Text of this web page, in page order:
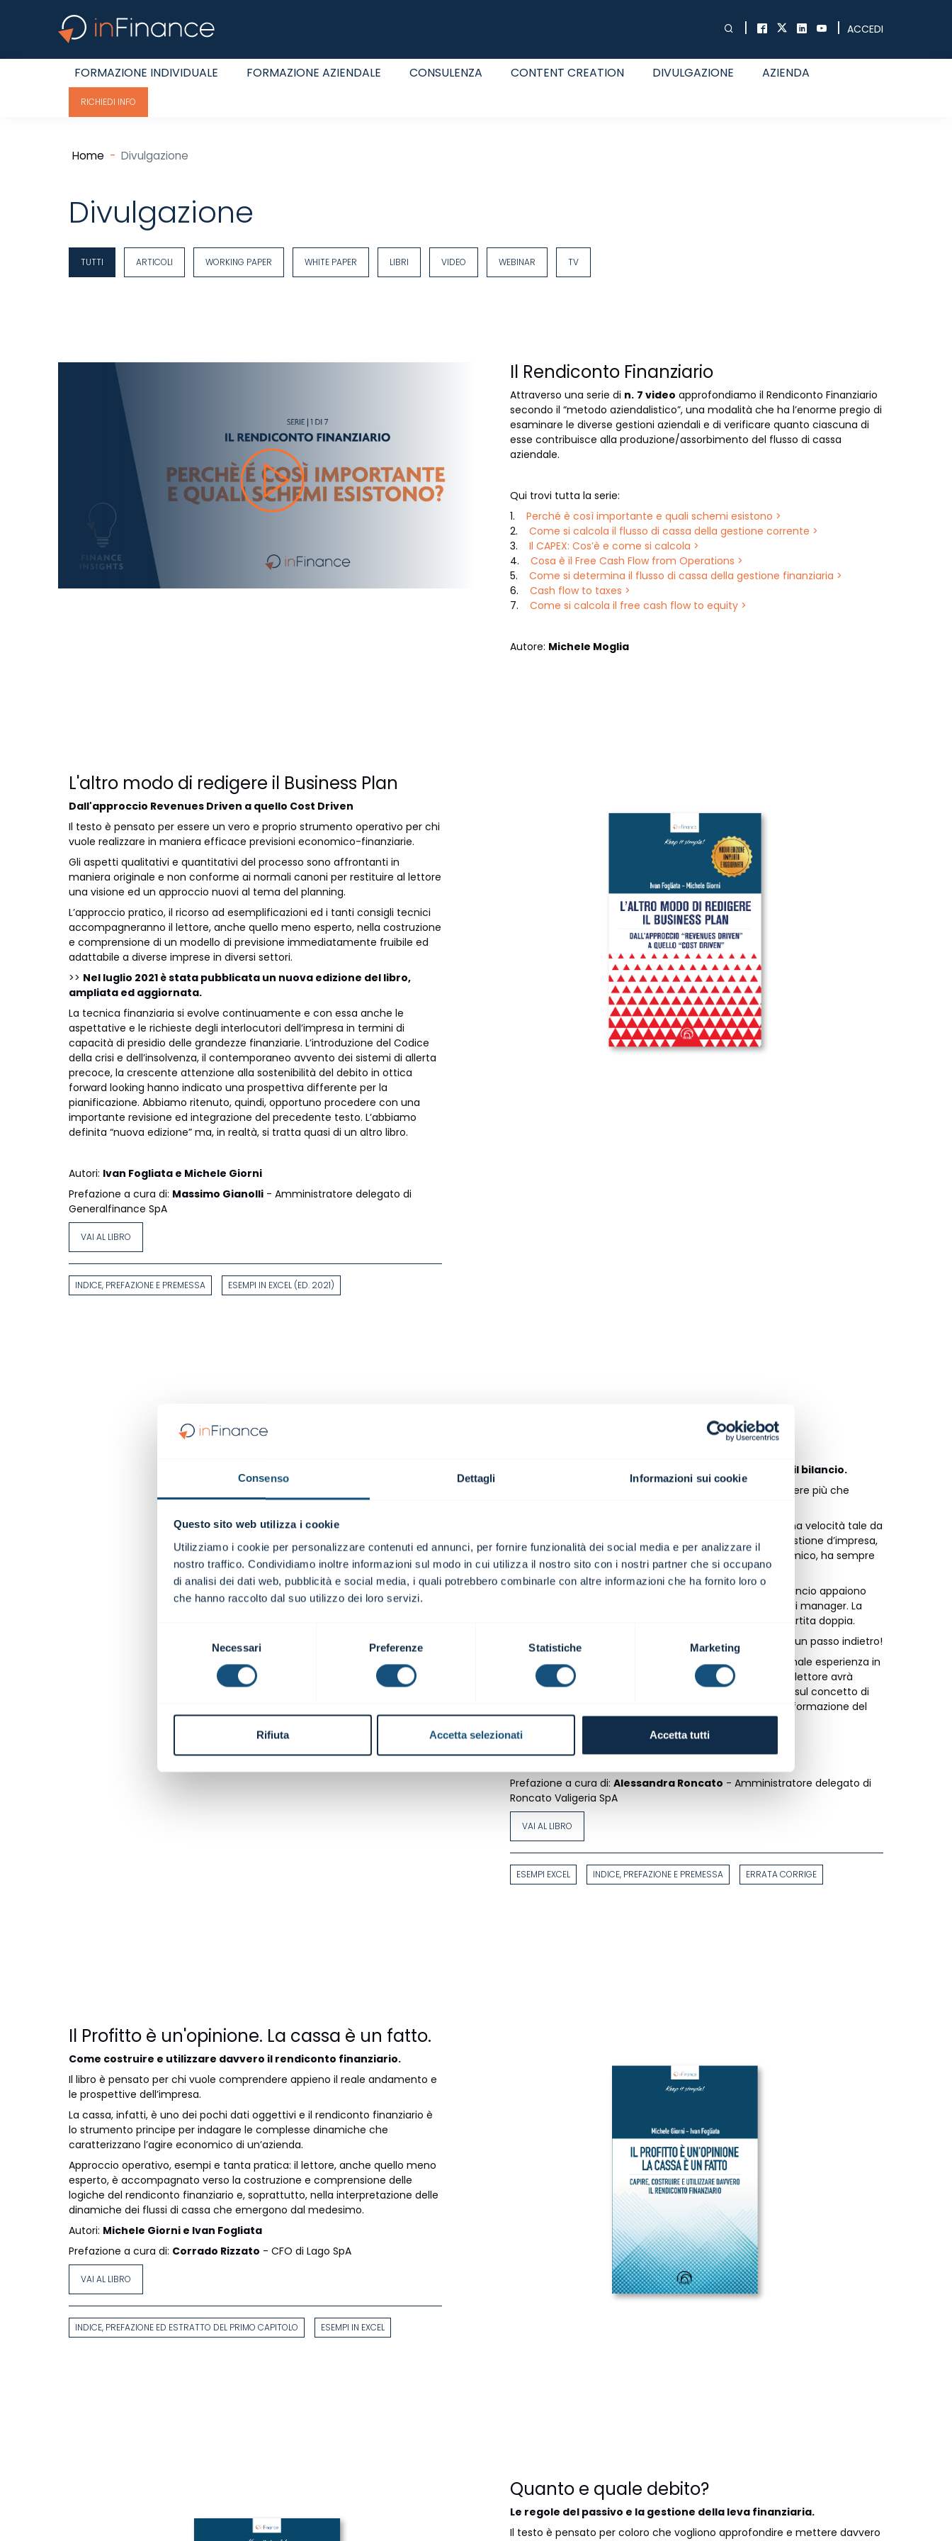
Consenso Dettagli Informazioni sui cookie
Questo sito web utilizza i cookie
Utilizziamo i cookie per personalizzare contenuti ed annunci, per fornire funzionalità dei social media e per analizzare il
nostro traffico. Condividiamo inoltre informazioni sul modo in cui utilizza il nostro sito con i nostri partner che si occupano
di analisi dei dati web, pubblicità e social media, i quali potrebbero combinarle con altre informazioni che ha fornito loro o
che hanno raccolto dal suo utilizzo dei loro servizi.
Necessari Preferenze Statistiche Marketing
Rifiuta Accetta selezionati Accetta tutti
| | ACCEDI
FORMAZIONE INDIVIDUALE FORMAZIONE AZIENDALE CONSULENZA CONTENT CREATION DIVULGAZIONE AZIENDA
RICHIEDI INFO
Home Divulgazione
Divulgazione
TUTTI ARTICOLI WORKING PAPER WHITE PAPER LIBRI VIDEO WEBINAR TV
Il Rendiconto Finanziario
Attraverso una serie di n. 7 video approfondiamo il Rendiconto Finanziario
secondo il “metodo aziendalistico”, una modalità che ha l’enorme pregio di
esaminare le diverse gestioni aziendali e di verificare quanto ciascuna di
esse contribuisce alla produzione/assorbimento del flusso di cassa
aziendale.
Qui trovi tutta la serie:
1. Perché è così importante e quali schemi esistono >
2. Come si calcola il flusso di cassa della gestione corrente >
3.
Il CAPEX: Cos’è e come si calcola >
4. Cosa è il Free Cash Flow from Operations >
5. Come si determina il flusso di cassa della gestione finanziaria >
6. Cash flow to taxes >
7. Come si calcola il free cash flow to equity >
Autore: Michele Moglia
L'altro modo di redigere il Business Plan
Dall'approccio Revenues Driven a quello Cost Driven
Il testo è pensato per essere un vero e proprio strumento operativo per chi
vuole realizzare in maniera efficace previsioni economico-finanziarie.
Gli aspetti qualitativi e quantitativi del processo sono affrontanti in
maniera originale e non conforme ai normali canoni per restituire al lettore
una visione ed un approccio nuovi al tema del planning.
L’approccio pratico, il ricorso ad esemplificazioni ed i tanti consigli tecnici
accompagneranno il lettore, anche quello meno esperto, nella costruzione
e comprensione di un modello di previsione immediatamente fruibile ed
adattabile a diverse imprese in diversi settori.
>> Nel luglio 2021 è stata pubblicata un nuova edizione del libro,
ampliata ed aggiornata.
La tecnica finanziaria si evolve continuamente e con essa anche le
aspettative e le richieste degli interlocutori dell’impresa in termini di
capacità di presidio delle grandezze finanziarie. L’introduzione del Codice
della crisi e dell’insolvenza, il contemporaneo avvento dei sistemi di allerta
precoce, la crescente attenzione alla sostenibilità del debito in ottica
forward looking hanno indicato una prospettiva differente per la
pianificazione. Abbiamo ritenuto, quindi, opportuno procedere con una
importante revisione ed integrazione del precedente testo. L’abbiamo
definita “nuova edizione” ma, in realtà, si tratta quasi di un altro libro.
Autori: Ivan Fogliata e Michele Giorni
Prefazione a cura di: Massimo Gianolli - Amministratore delegato di
Generalfinance SpA
VAI AL LIBRO
INDICE, PREFAZIONE E PREMESSA ESEMPI IN EXCEL (ED. 2021)
Ciò che serve ai manager per capire la contabilità e il bilancio.
Perché un testo che affronta un tema che dovrebbe essere più che
Perché i nostri tempi, purtroppo, sono caratterizzati da una velocità tale da
consentire approcci spesso solo di mera superficie. La gestione d’impresa,
però, data la crescente complessità del contesto economico, ha sempre
più bisogno di solide fondamenta.
I meccanismi che stanno dietro alla formazione di un bilancio appaiono
sconosciuti, criptici e controintuitivi alla maggior parte dei manager. La
chiave di lettura è la comprensione della tecnica della partita doppia.
Spesso, infatti, per andare avanti occorre fermarsi e fare un passo indietro!
Attraverso un approccio di sostanza, nato da una pluriennale esperienza in
aula e in azienda, e un originale utilizzo dello storytelling il lettore avrà
modo di muovere dalle origini dei sistemi contabili basati sul concetto di
entrate ed uscite alle moderne tecniche di contabilità e formazione del
bilancio di esercizio.
Prefazione a cura di: Alessandra Roncato - Amministratore delegato di
Roncato Valigeria SpA
VAI AL LIBRO
ESEMPI EXCEL INDICE, PREFAZIONE E PREMESSA ERRATA CORRIGE
Il Profitto è un'opinione. La cassa è un fatto.
Come costruire e utilizzare davvero il rendiconto finanziario.
Il libro è pensato per chi vuole comprendere appieno il reale andamento e
le prospettive dell’impresa.
La cassa, infatti, è uno dei pochi dati oggettivi e il rendiconto finanziario è
lo strumento principe per indagare le complesse dinamiche che
caratterizzano l’agire economico di un’azienda.
Approccio operativo, esempi e tanta pratica: il lettore, anche quello meno
esperto, è accompagnato verso la costruzione e comprensione delle
logiche del rendiconto finanziario e, soprattutto, nella interpretazione delle
dinamiche dei flussi di cassa che emergono dal medesimo.
Autori: Michele Giorni e Ivan Fogliata
Prefazione a cura di: Corrado Rizzato - CFO di Lago SpA
VAI AL LIBRO
INDICE, PREFAZIONE ED ESTRATTO DEL PRIMO CAPITOLO ESEMPI IN EXCEL
Quanto e quale debito?
Le regole del passivo e la gestione della leva finanziaria.
Il testo è pensato per coloro che vogliono approfondire e mettere davvero